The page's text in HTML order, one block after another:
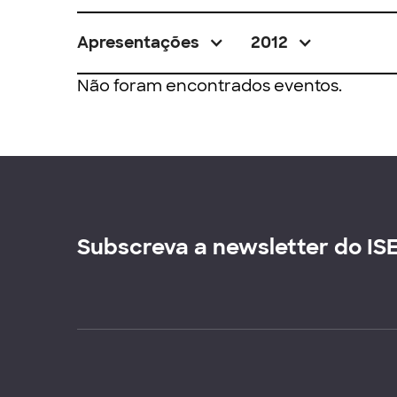
Apresentações 2012
Não foram encontrados eventos.
Subscreva a newsletter do